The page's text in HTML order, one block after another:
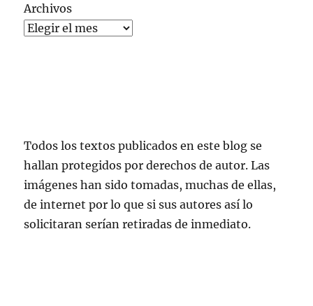
Archivos
Todos los textos publicados en este blog se
hallan protegidos por derechos de autor. Las
imágenes han sido tomadas, muchas de ellas,
de internet por lo que si sus autores así lo
solicitaran serían retiradas de inmediato.